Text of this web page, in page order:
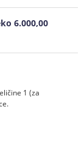
6.000,00
1 (za